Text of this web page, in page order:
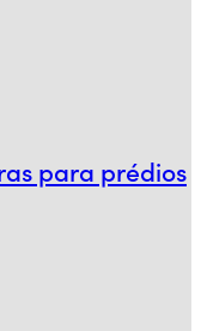
para prédios